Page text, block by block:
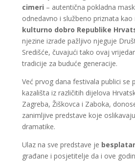
cimeri – autentična pokladna
odnedavno i službeno priznata kao
kulturno dobro Republike
njezine izrade pažljivo njeguje
Središće, čuvajući tako ovaj
tradicije za buduće generacije.
Već prvog dana festivala publici se
kazališta iz različitih dijelova
Zagreba, Žiškovca i Zaboka,
zanimljive predstave koje
dramatike.
Ulaz na sve predstave je
građane i posjetitelje da i ove